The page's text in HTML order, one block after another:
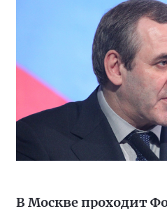
В Москве проходит